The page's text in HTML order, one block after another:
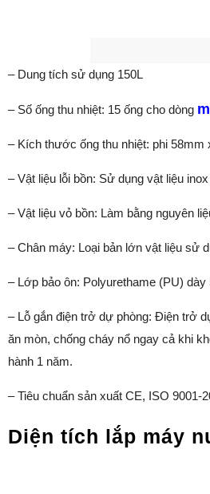
– Dung tích sử dụng 150L
– Số ống thu nhiệt: 15 ống cho dòng
– Kích thước ống thu nhiệt: phi 58mm
– Vật liệu lỗi bồn: Sử dụng vật liệu
– Vật liệu vỏ bồn: Làm bằng nguyên
– Chân máy: Loại bản lớn vật liệu sử
– Lớp bảo ôn: Polyurethame (PU)
– Lỗ gắn điện trở dự phòng: Điện trở
ăn mòn, chống cháy nổ ngay cả khi
hành 1 năm.
– Tiêu chuẩn sản xuất CE, ISO 9001-
Diện tích lắp máy